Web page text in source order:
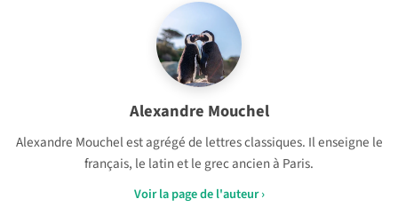
Alexandre Mouchel
Alexandre Mouchel est agrégé de lettres classiques. Il enseigne le
français, le latin et le grec ancien à Paris.
Voir la page de l'auteur ›